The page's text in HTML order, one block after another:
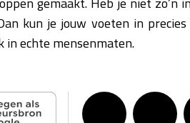
kun je jouw voeten in
in echte mensenmaten.